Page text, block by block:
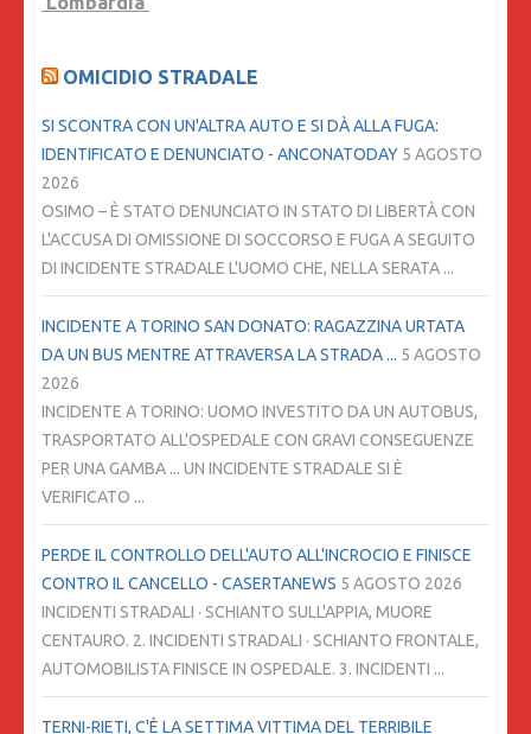
OMICIDIO STRADALE
SI SCONTRA CON UN'ALTRA AUTO E SI DÀ ALLA FUGA:
IDENTIFICATO E DENUNCIATO - ANCONATODAY 5 AGOSTO
2026
OSIMO – È STATO DENUNCIATO IN STATO DI LIBERTÀ CON
L'ACCUSA DI OMISSIONE DI SOCCORSO E FUGA A SEGUITO
DI INCIDENTE STRADALE L'UOMO CHE, NELLA SERATA ...
INCIDENTE A TORINO SAN DONATO: RAGAZZINA URTATA
DA UN BUS MENTRE ATTRAVERSA LA STRADA ... 5 AGOSTO
2026
INCIDENTE A TORINO: UOMO INVESTITO DA UN AUTOBUS,
TRASPORTATO ALL'OSPEDALE CON GRAVI CONSEGUENZE
PER UNA GAMBA ... UN INCIDENTE STRADALE SI È
VERIFICATO ...
PERDE IL CONTROLLO DELL'AUTO ALL'INCROCIO E FINISCE
CONTRO IL CANCELLO - CASERTANEWS 5 AGOSTO 2026
INCIDENTI STRADALI · SCHIANTO SULL'APPIA, MUORE
CENTAURO. 2. INCIDENTI STRADALI · SCHIANTO FRONTALE,
AUTOMOBILISTA FINISCE IN OSPEDALE. 3. INCIDENTI ...
TERNI-RIETI, C'È LA SETTIMA VITTIMA DEL TERRIBILE